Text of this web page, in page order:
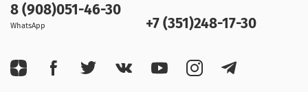
8 (908)051-46-30
WhatsApp +7 (351)248-17-30